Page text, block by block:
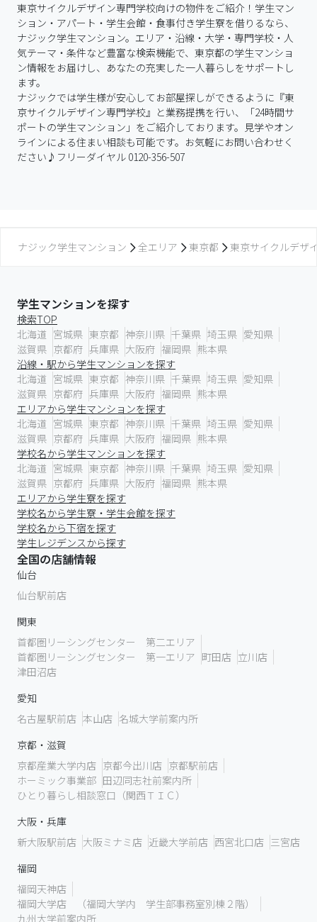
東京サイクルデザイン専門学校向けの物件をご紹介！学生マン
ション・アパート・学生会館・食事付き学生寮を借りるなら、
ナジック学生マンション。エリア・沿線・大学・専門学校・人
気テーマ・条件など豊富な検索機能で、東京都の学生マンショ
ン情報をお届けし、あなたの充実した一人暮らしをサポートし
ます。
ナジックでは学生様が安心してお部屋探しができるように『東
京サイクルデザイン専門学校』と業務提携を行い、「24時間サ
ポートの学生マンション」をご紹介しております。見学やオン
ラインによる住まい相談も可能です。お気軽にお問い合わせく
ださい♪フリーダイヤル 0120-356-507
ナジック学生マンション 全エリア 東京都 東京サイクルデザ
学生マンションを探す
検索TOP
北海道 宮城県 東京都 神奈川県 千葉県 埼玉県 愛知県
滋賀県 京都府 兵庫県 大阪府 福岡県 熊本県
沿線・駅から学生マンションを探す
北海道 宮城県 東京都 神奈川県 千葉県 埼玉県 愛知県
滋賀県 京都府 兵庫県 大阪府 福岡県 熊本県
エリアから学生マンションを探す
北海道 宮城県 東京都 神奈川県 千葉県 埼玉県 愛知県
滋賀県 京都府 兵庫県 大阪府 福岡県 熊本県
学校名から学生マンションを探す
北海道 宮城県 東京都 神奈川県 千葉県 埼玉県 愛知県
滋賀県 京都府 兵庫県 大阪府 福岡県 熊本県
エリアから学生寮を探す
学校名から学生寮・学生会館を探す
学校名から下宿を探す
学生レジデンスから探す
全国の店舗情報
仙台
仙台駅前店
関東
首都圏リーシングセンター 第二エリア
首都圏リーシングセンター 第一エリア 町田店 立川店
津田沼店
愛知
名古屋駅前店 本山店 名城大学前案内所
京都・滋賀
京都産業大学内店 京都今出川店 京都駅前店
ホーミック事業部 田辺同志社前案内所
ひとり暮らし相談窓口（関西ＴＩＣ）
大阪・兵庫
新大阪駅前店 大阪ミナミ店 近畿大学前店 西宮北口店 三宮店
福岡
福岡天神店
福岡大学店 （福岡大学内 学生部事務室別棟２階）
九州大学前案内所